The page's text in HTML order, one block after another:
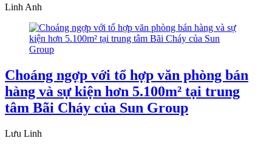
Linh Anh
Choáng ngợp với tổ hợp văn phòng bán
hàng và sự kiện hơn 5.100m² tại trung
tâm Bãi Cháy của Sun Group
Lưu Linh